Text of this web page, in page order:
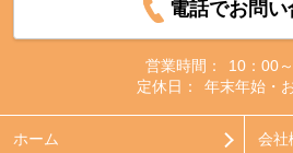
電話でお問い
営業時間：
10：00
定休日：
年末年始・
ホーム 会社